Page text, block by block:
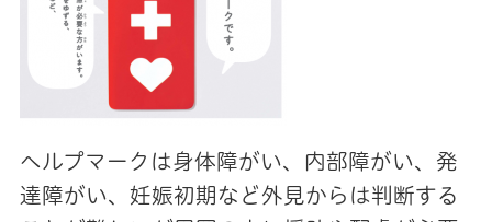
ヘルプマークは身体障がい、内部障がい、発
達障がい、妊娠初期など外見からは判断する